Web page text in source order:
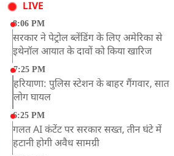
LIVE
8:06 PM
सरकार ने पेट्रोल ब्लेंडिंग के लिए अमेरिका से
इथेनॉल आयात के दावों को किया खारिज
7:25 PM
हरियाणा: पुलिस स्टेशन के बाहर गैंगवार, सात
लोग घायल
6:25 PM
गलत AI कंटेंट पर सरकार सख्त, तीन घंटे में
हटानी होगी अवैध सामग्री